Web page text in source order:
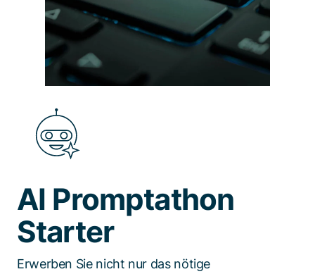
Karriere
Spezialisten kontaktieren
AI Promptathon
Starter
Erwerben Sie nicht nur das nötige